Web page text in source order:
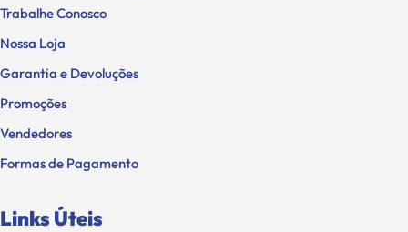
Trabalhe Conosco
Nossa Loja
Garantia e Devoluções
Promoções
Vendedores
Formas de Pagamento
Links Úteis